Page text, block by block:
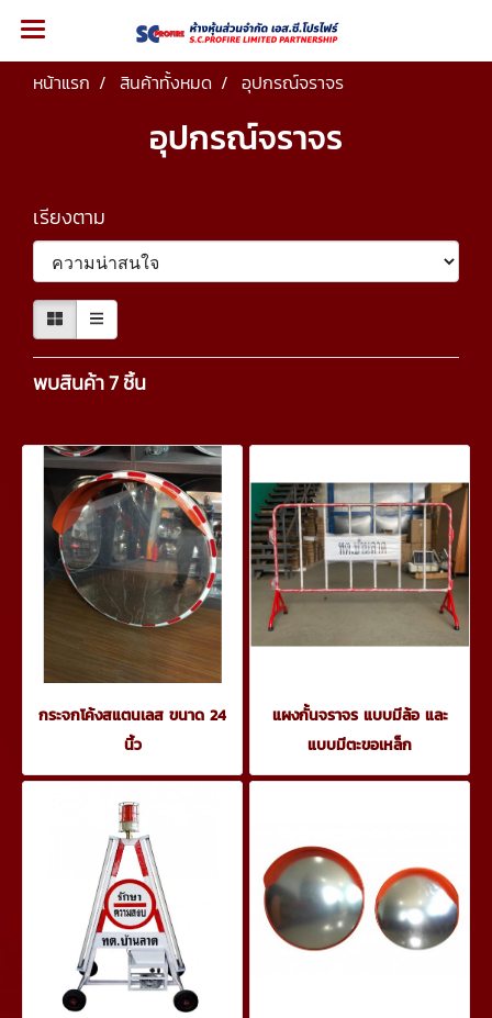
หน้าแรก สินค้าทั้งหมด อุปกรณ์จราจร
อุปกรณ์จราจร
เรียงตาม
พบสินค้า 7 ชิ้น
กระจกโค้งสแตนเลส ขนาด 24
นิ้ว
แผงกั้นจราจร แบบมีล้อ และ
แบบมีตะขอเหล็ก